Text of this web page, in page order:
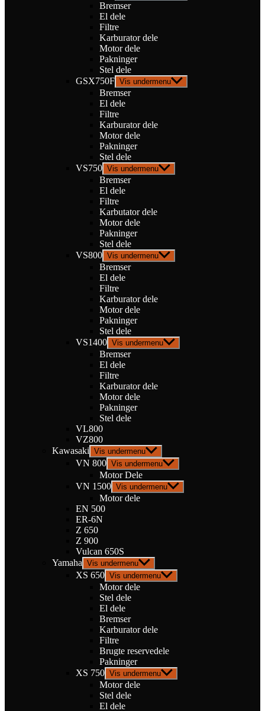
Bremser
El dele
Filtre
Karburator dele
Motor dele
Pakninger
Stel dele
GSX750F Vis undermenu
Bremser
El dele
Filtre
Karburator dele
Motor dele
Pakninger
Stel dele
VS750 Vis undermenu
Bremser
El dele
Filtre
Karbutator dele
Motor dele
Pakninger
Stel dele
VS800 Vis undermenu
Bremser
El dele
Filtre
Karburator dele
Motor dele
Pakninger
Stel dele
VS1400 Vis undermenu
Bremser
El dele
Filtre
Karburator dele
Motor dele
Pakninger
Stel dele
VL800
VZ800
Kawasaki Vis undermenu
VN 800 Vis undermenu
Motor Dele
VN 1500 Vis undermenu
Motor dele
EN 500
ER-6N
Z 650
Z 900
Vulcan 650S
Yamaha Vis undermenu
XS 650 Vis undermenu
Motor dele
Stel dele
El dele
Bremser
Karburator dele
Filtre
Brugte reservedele
Pakninger
XS 750 Vis undermenu
Motor dele
Stel dele
El dele